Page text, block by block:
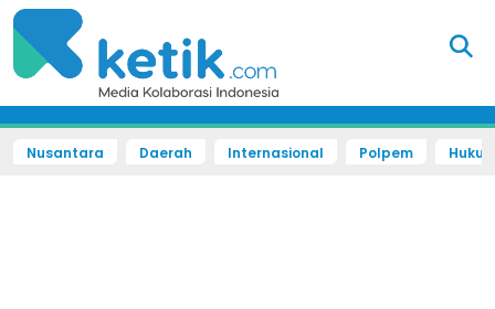
Nusantara Daerah Internasional Polpem